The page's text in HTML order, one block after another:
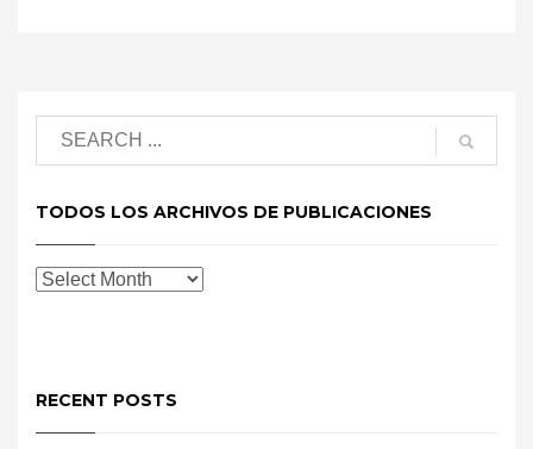
TODOS LOS ARCHIVOS DE PUBLICACIONES
RECENT POSTS